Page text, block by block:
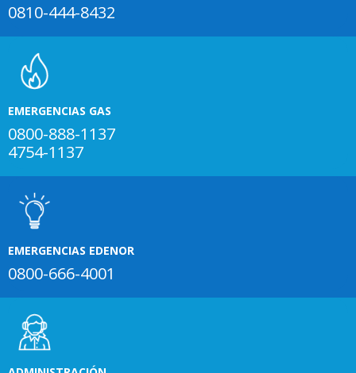
0810-444-8432
EMERGENCIAS GAS
0800-888-1137
4754-1137
EMERGENCIAS EDENOR
0800-666-4001